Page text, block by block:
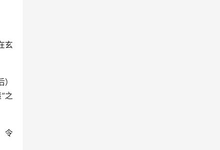
玄
之
令